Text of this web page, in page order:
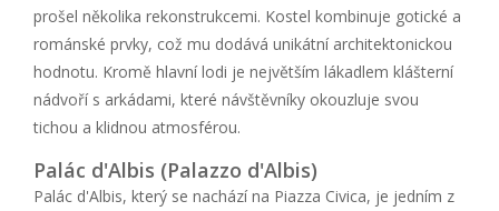
prošel několika rekonstrukcemi. Kostel kombinuje gotické a
románské prvky, což mu dodává unikátní architektonickou
hodnotu. Kromě hlavní lodi je největším lákadlem klášterní
nádvoří s arkádami, které návštěvníky okouzluje svou
tichou a klidnou atmosférou.
Palác d'Albis (Palazzo d'Albis)
Palác d'Albis, který se nachází na Piazza Civica, je jedním z